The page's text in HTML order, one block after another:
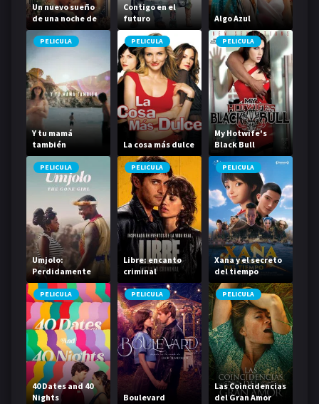
Un nuevo sueño
de una noche de
verano
Contigo en el
futuro
Algo Azul
PELICULA
Y tu mamá
también
PELICULA
La cosa más dulce
PELICULA
My Hotwife's
Black Bull
PELICULA
Umjolo:
Perdidamente
enamorada
PELICULA
Libre: encanto
criminal
PELICULA
Xana y el secreto
del tiempo
PELICULA
40 Dates and 40
Nights
PELICULA
Boulevard
PELICULA
Las Coincidencias
del Gran Amor